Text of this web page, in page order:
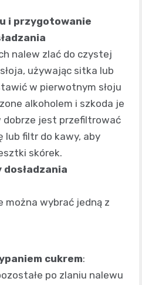
i przygotowanie
nalew zlać do czystej
używając sitka lub
w pierwotnym słoju
alkoholem i szkoda je
dobrze jest przefiltrować
lub filtr do kawy, aby
skórek.
dosładzania
można wybrać jedną z
cukrem:
po zlaniu nalewu